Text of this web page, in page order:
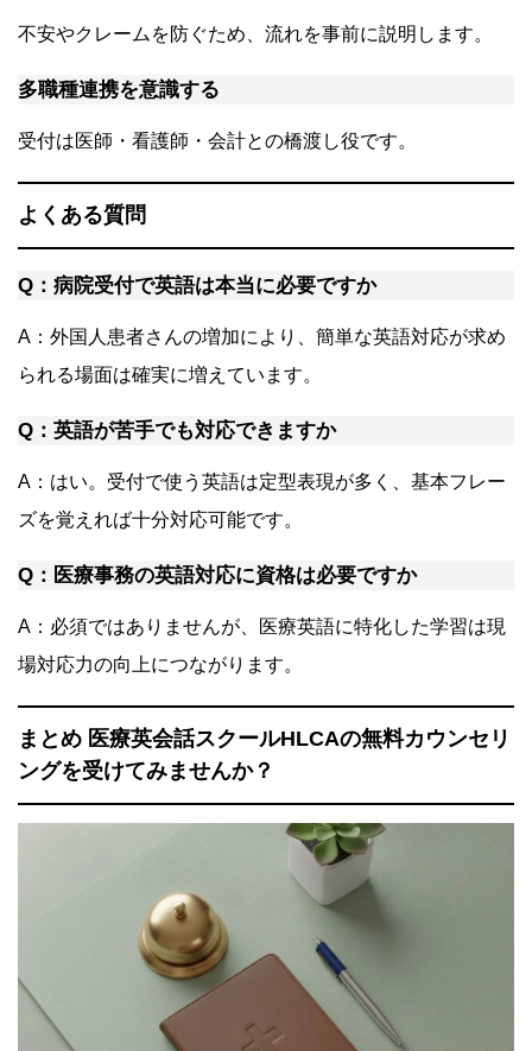
不安やクレームを防ぐため、流れを事前に説明します。
多職種連携を意識する
受付は医師・看護師・会計との橋渡し役です。
よくある質問
Q：病院受付で英語は本当に必要ですか
A：外国人患者さんの増加により、簡単な英語対応が求め
られる場面は確実に増えています。
Q：英語が苦手でも対応できますか
A：はい。受付で使う英語は定型表現が多く、基本フレー
ズを覚えれば十分対応可能です。
Q：医療事務の英語対応に資格は必要ですか
A：必須ではありませんが、医療英語に特化した学習は現
場対応力の向上につながります。
まとめ 医療英会話スクールHLCAの無料カウンセリ
ングを受けてみませんか？